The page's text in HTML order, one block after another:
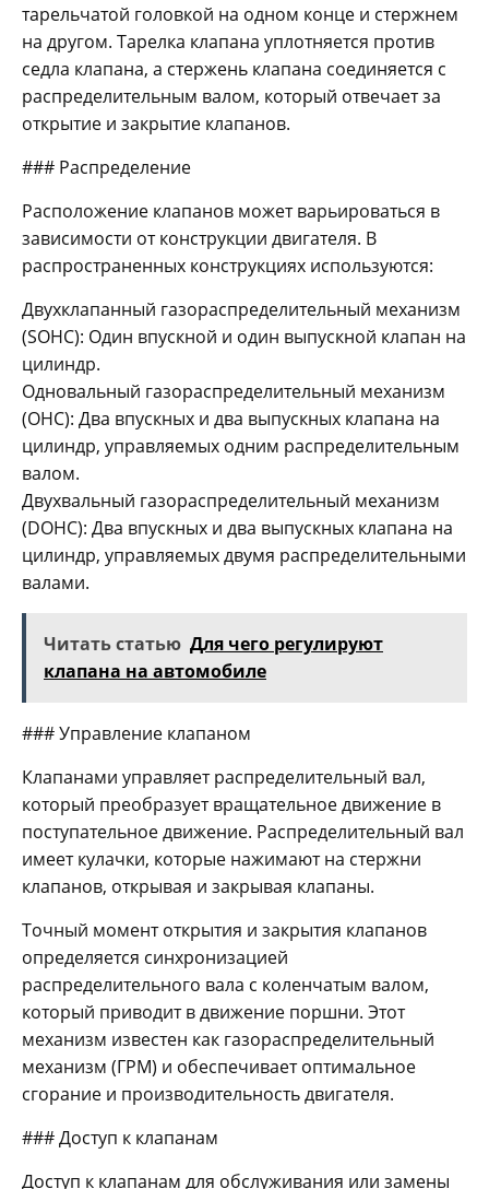
тарельчатой головкой на одном конце и стержнем
на другом. Тарелка клапана уплотняется против
седла клапана, а стержень клапана соединяется с
распределительным валом, который отвечает за
открытие и закрытие клапанов.
### Распределение
Расположение клапанов может варьироваться в
зависимости от конструкции двигателя. В
распространенных конструкциях используются:
Двухклапанный газораспределительный механизм
(SOHC): Один впускной и один выпускной клапан на
цилиндр.
Одновальный газораспределительный механизм
(OHC): Два впускных и два выпускных клапана на
цилиндр, управляемых одним распределительным
валом.
Двухвальный газораспределительный механизм
(DOHC): Два впускных и два выпускных клапана на
цилиндр, управляемых двумя распределительными
валами.
Читать статью Для чего регулируют
клапана на автомобиле
### Управление клапаном
Клапанами управляет распределительный вал,
который преобразует вращательное движение в
поступательное движение. Распределительный вал
имеет кулачки, которые нажимают на стержни
клапанов, открывая и закрывая клапаны.
Точный момент открытия и закрытия клапанов
определяется синхронизацией
распределительного вала с коленчатым валом,
который приводит в движение поршни. Этот
механизм известен как газораспределительный
механизм (ГРМ) и обеспечивает оптимальное
сгорание и производительность двигателя.
### Доступ к клапанам
Доступ к клапанам для обслуживания или замены